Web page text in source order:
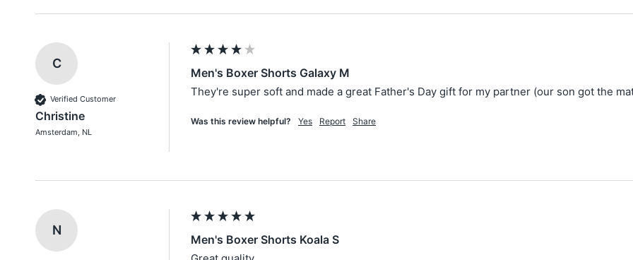
C
Verified Customer
Christine
Amsterdam, NL
Men's Boxer Shorts Galaxy M
They're super soft and made a great Father's Day gift for my partner (our son got the
Was this review helpful? Yes Report Share
N
Men's Boxer Shorts Koala S